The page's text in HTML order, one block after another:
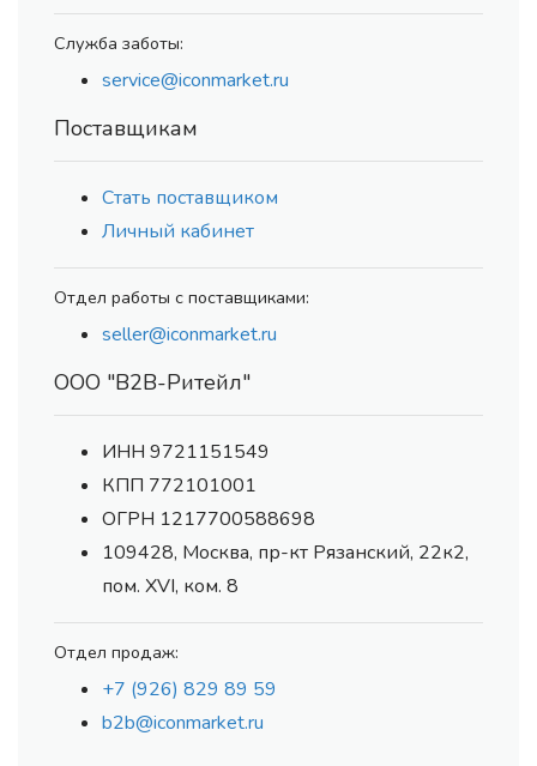
Служба заботы:
service@iconmarket.ru
Поставщикам
Стать поставщиком
Личный кабинет
Отдел работы с поставщиками:
seller@iconmarket.ru
ООО "В2В-Ритейл"
ИНН 9721151549
КПП 772101001
ОГРН 1217700588698
109428, Москва, пр-кт Рязанский, 22к2,
пом. XVI, ком. 8
Отдел продаж:
+7 (926) 829 89 59
b2b@iconmarket.ru